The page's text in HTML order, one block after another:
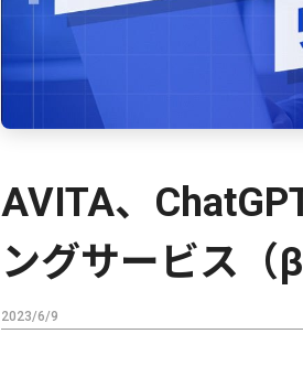
AVITA、
ングサービス（
2023/6/9